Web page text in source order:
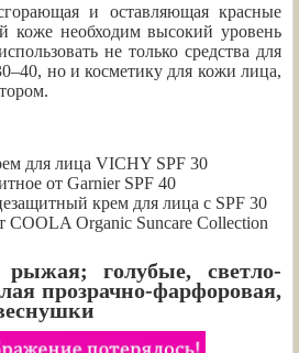
и оставляющая красные
коже необходим высокий уровень
не только средства для
но и косметику для кожи лица,
для лица VICHY SPF 30
от Garnier SPF 40
крем для лица с SPF 30
COOLA Organic Suncare Collection
голубые, светло-
прозрачно-фарфоровая,